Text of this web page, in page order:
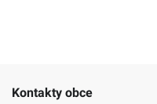
Kontakty obce